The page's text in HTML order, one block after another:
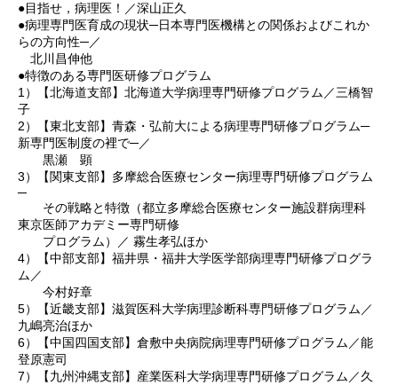
●目指せ，病理医！／深山正久
●病‌理専門医育成の現状─日本専門医機構との関係およびこれか
らの方向性─／
北川昌伸他
●特徴のある専門医研修プログラム
1）【北海道支部】北海道大学病理専門研修プログラム／三橋智
子
2）‌【東北支部】青森・弘前大による病理専門研修プログラム─
新専門医制度の裡で─／
黒瀬 顕
3）‌【関東支部】多摩総合医療センター病理専門研修プログラム
─
その戦略と特徴（都立多摩総合医療センター施設群病理科
東京医師アカデミー専門研修
プログラム）／ 霧生孝弘ほか
4）【中部支部】福井県・福井大学医学部病理専門研修プログラ
ム／
今村好章
5）【近畿支部】滋賀医科大学病理診断科専門研修プログラム／
九嶋亮治ほか
6）【中国四国支部】倉敷中央病院病理専門研修プログラム／能
登原憲司
7）【九州沖縄支部】産業医科大学病理専門研修プログラム／久